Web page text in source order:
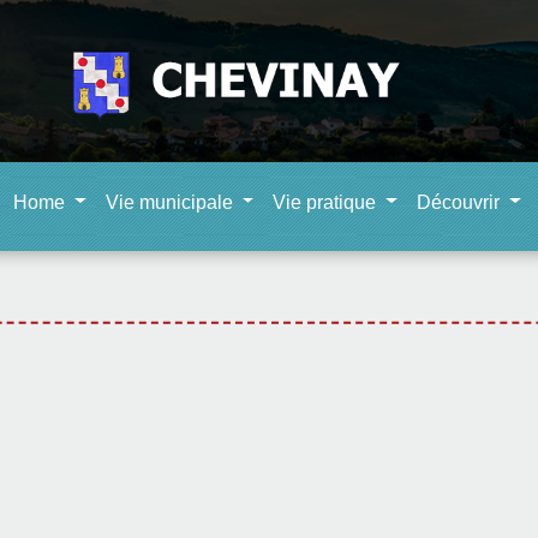
Home Vie municipale Vie pratique Découvrir